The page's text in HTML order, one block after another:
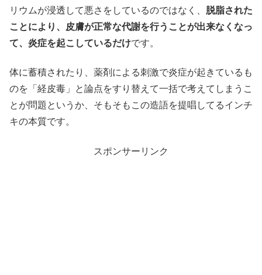
リウムが浸透して悪さをしているのではなく、 脱脂された
ことにより、皮膚が正常な代謝を行うことが出来なくなっ
て、炎症を起こしているだけです。
体に蓄積されたり、薬剤による刺激で炎症が起きているも
のを「経皮毒」と論点をすり替えて一括で考えてしまうこ
とが問題というか、そもそもこの造語を提唱してるインチ
キの本質です。
スポンサーリンク